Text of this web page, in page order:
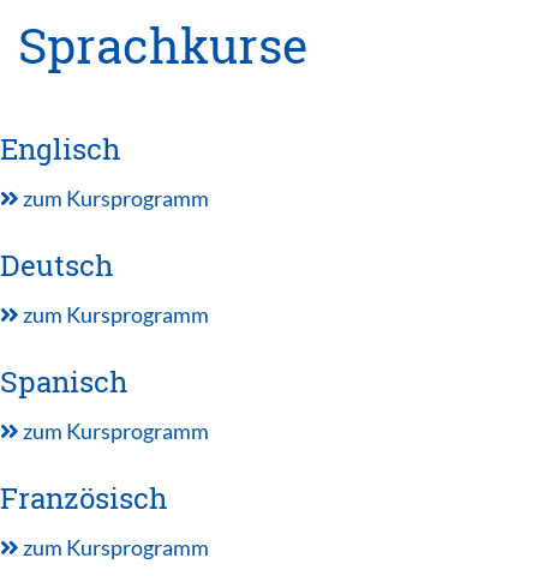
Sprachkurse
Englisch
zum Kursprogramm
Deutsch
zum Kursprogramm
Spanisch
zum Kursprogramm
Französisch
zum Kursprogramm